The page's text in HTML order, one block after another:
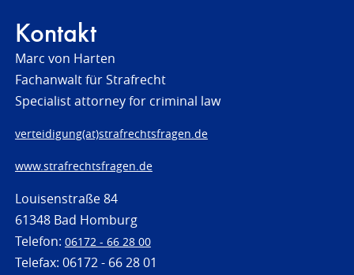
Kontakt
Marc von Harten
Fachanwalt für Strafrecht
Specialist attorney for criminal law
verteidigung(at)strafrechtsfragen.de
www.strafrechtsfragen.de
Louisenstraße 84
61348 Bad Homburg
Telefon: 06172 - 66 28 00
Telefax: 06172 - 66 28 01